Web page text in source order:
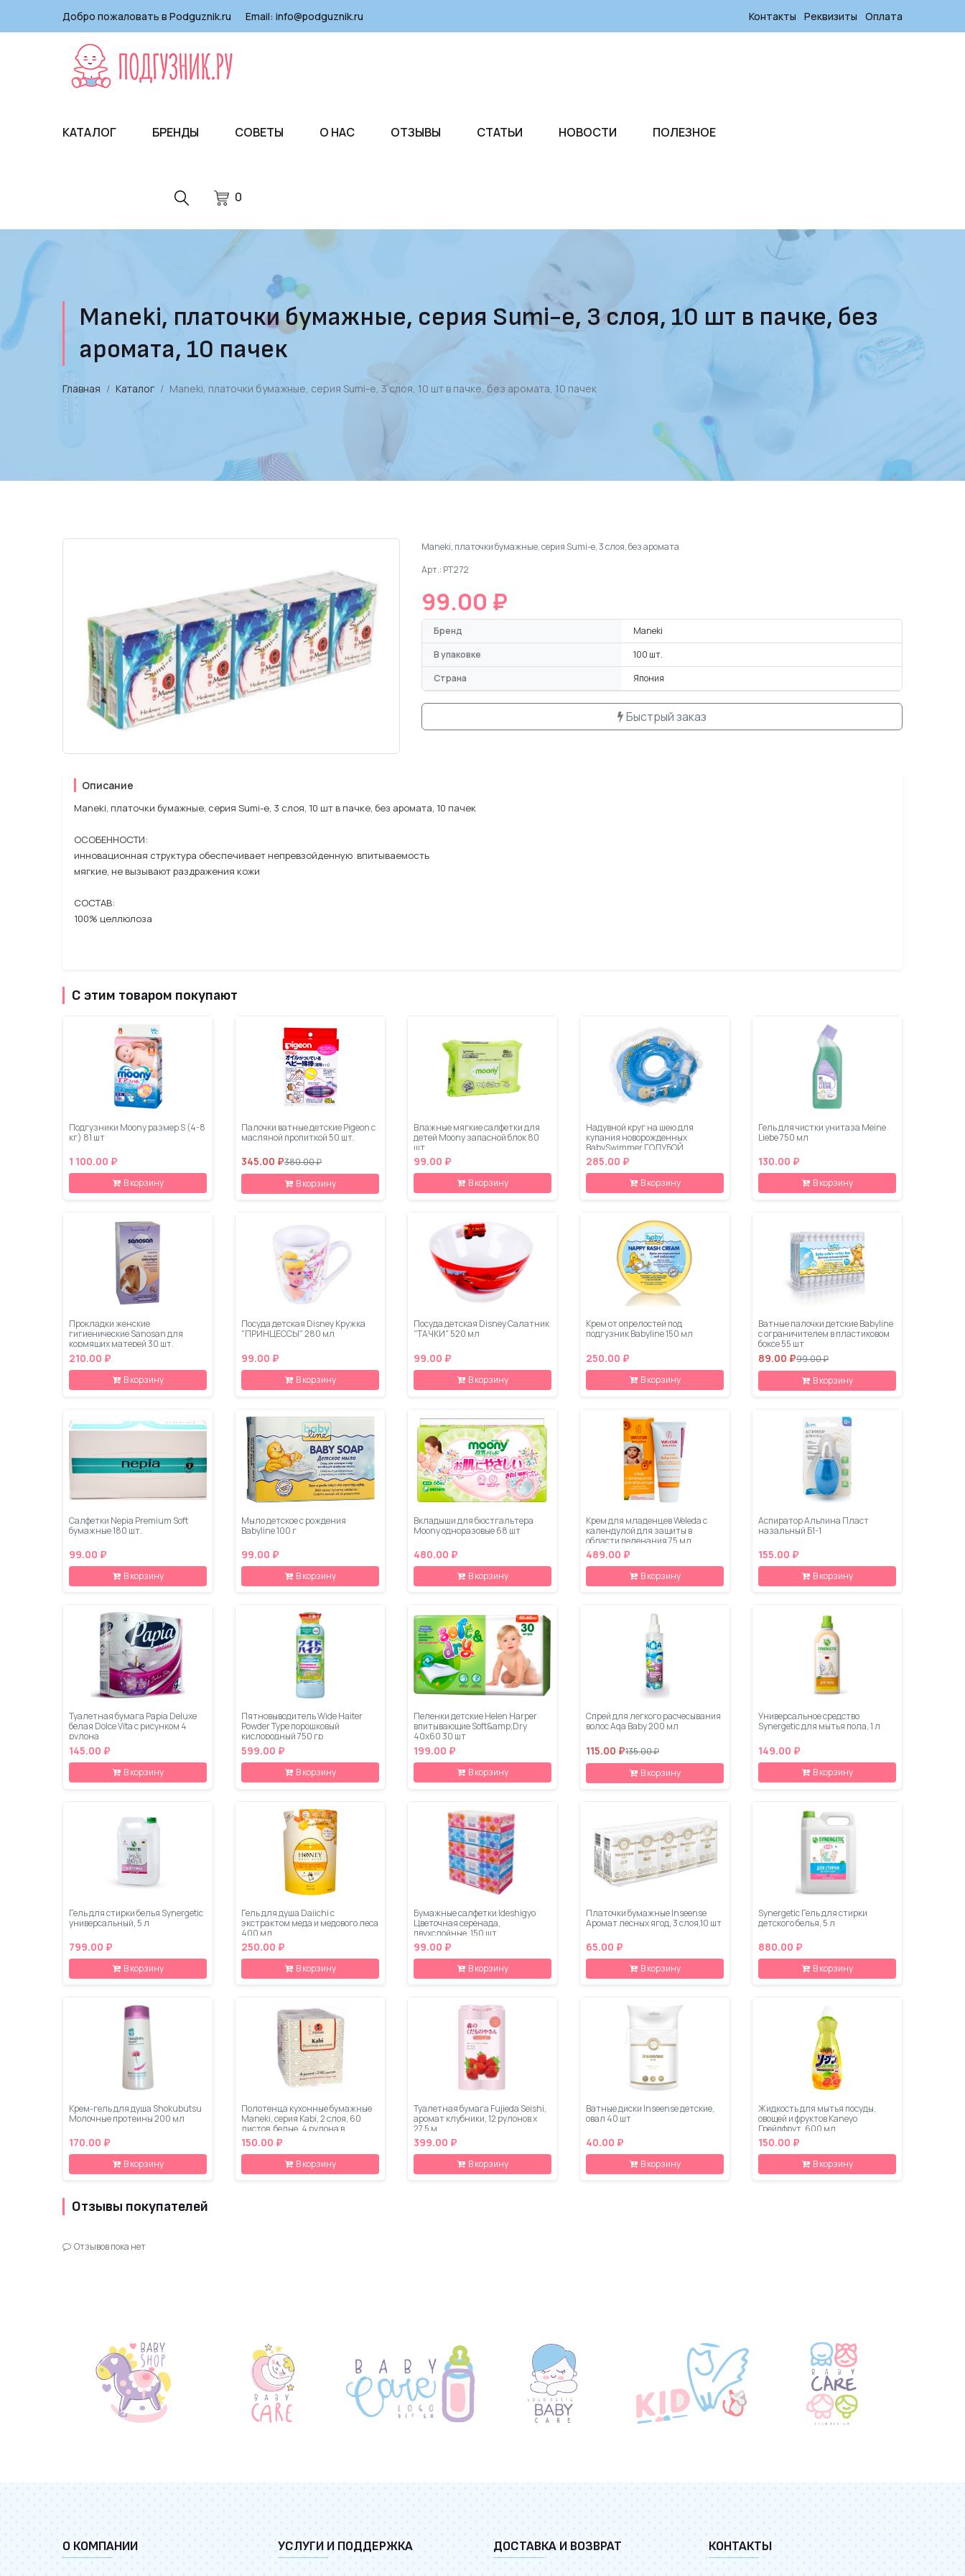
Добро пожаловать в Podguznik.ru Email: info@podguznik.ru Контакты Реквизиты Оплата
0
КАТАЛОГ БРЕНДЫ СОВЕТЫ О НАС ОТЗЫВЫ СТАТЬИ НОВОСТИ ПОЛЕЗНОЕ
Maneki, платочки бумажные, серия Sumi-e, 3 слоя, 10 шт в пачке, без
аромата, 10 пачек
Главная Каталог Maneki, платочки бумажные, серия Sumi-e, 3 слоя, 10 шт в пачке, без аромата, 10 пачек
Maneki, платочки бумажные, серия Sumi-e, 3 слоя, без аромата
Арт.: PT272
99.00 ₽
Бренд
Maneki
В упаковке
100 шт.
Страна
Япония
Быстрый заказ
Описание
Maneki, платочки бумажные, серия Sumi-e, 3 слоя, 10 шт в пачке, без аромата, 10 пачек
ОСОБЕННОСТИ:
инновационная структура обеспечивает непревзойденную впитываемость
мягкие, не вызывают раздражения кожи
СОСТАВ:
100% целлюлоза
С этим товаром покупают
Подгузники Moony размер S (4-8
кг) 81 шт
1 100.00 ₽
В корзину
Палочки ватные детские Pigeon с
масляной пропиткой 50 шт.
345.00 ₽380.00 ₽
В корзину
Влажные мягкие салфетки для
детей Moony запасной блок 80
шт
99.00 ₽
В корзину
Надувной круг на шею для
купания новорожденных
BabySwimmer ГОЛУБОЙ
285.00 ₽
В корзину
Гель для чистки унитаза Meine
Liebe 750 мл
130.00 ₽
В корзину
Прокладки женские
гигиенические Sanosan для
кормящих матерей 30 шт.
210.00 ₽
В корзину
Посуда детская Disney Кружка
"ПРИНЦЕССЫ" 280 мл
99.00 ₽
В корзину
Посуда детская Disney Салатник
"ТАЧКИ" 520 мл
99.00 ₽
В корзину
Крем от опрелостей под
подгузник Babyline 150 мл
250.00 ₽
В корзину
Ватные палочки детские Babyline
с ограничителем в пластиковом
боксе 55 шт
89.00 ₽99.00 ₽
В корзину
Салфетки Nepia Premium Soft
бумажные 180 шт.
99.00 ₽
В корзину
Мыло детское с рождения
Babyline 100 г
99.00 ₽
В корзину
Вкладыши для бюстгальтера
Moony одноразовые 68 шт
480.00 ₽
В корзину
Крем для младенцев Weleda с
календулой для защиты в
области пеленания 75 мл.
489.00 ₽
В корзину
Аспиратор Альпина Пласт
назальный Б1-1
155.00 ₽
В корзину
Туалетная бумага Papia Deluxe
белая Dolce Vita с рисунком 4
рулона
145.00 ₽
В корзину
Пятновыводитель Wide Haiter
Powder Type порошковый
кислородный 750 гр
599.00 ₽
В корзину
Пеленки детские Helen Harper
впитывающие Soft&amp;Dry
40x60 30 шт
199.00 ₽
В корзину
Cпрей для легкого расчесывания
волос Aqa Baby 200 мл
115.00 ₽135.00 ₽
В корзину
Универсальное средство
Synergetic для мытья пола, 1 л
149.00 ₽
В корзину
Гель для стирки белья Synergetic
универсальный, 5 л
799.00 ₽
В корзину
Гель для душа Daiichi с
экстрактом меда и медового леса
400 мл
250.00 ₽
В корзину
Бумажные салфетки Ideshigyo
Цветочная серенада,
двухслойные, 150 шт
99.00 ₽
В корзину
Платочки бумажные Inseense
Аромат лесных ягод, 3 слоя,10 шт
65.00 ₽
В корзину
Synergetic Гель для стирки
детского белья, 5 л
880.00 ₽
В корзину
Крем-гель для душа Shokubutsu
Молочные протеины 200 мл
170.00 ₽
В корзину
Полотенца кухонные бумажные
Maneki, серия Kabi, 2 слоя, 60
листов, белые, 4 рулона в
упаковке
150.00 ₽
В корзину
Туалетная бумага Fujieda Seishi,
аромат клубники, 12 рулонов х
27.5 м
399.00 ₽
В корзину
Ватные диски Inseense детские,
овал 40 шт
40.00 ₽
В корзину
Жидкость для мытья посуды,
овощей и фруктов Kaneyo
Грейпфрут, 600 мл
150.00 ₽
В корзину
Отзывы покупателей
Отзывов пока нет
О КОМПАНИИ УСЛУГИ И ПОДДЕРЖКА ДОСТАВКА И ВОЗВРАТ КОНТАКТЫ